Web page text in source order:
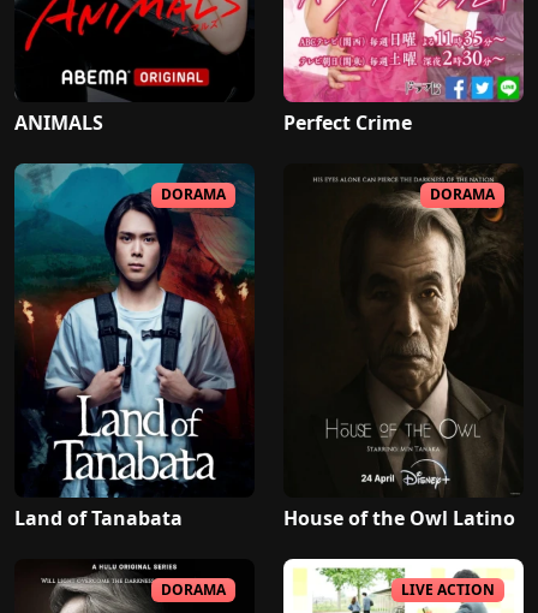
ANIMALS Perfect Crime
DORAMA
Land of Tanabata
DORAMA
House of the Owl Latino
DORAMA LIVE ACTION